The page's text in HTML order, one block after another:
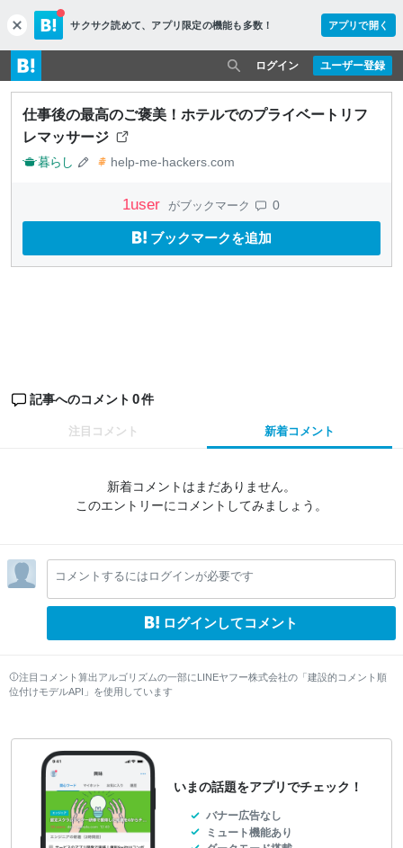
c
l
o
s
e
サクサク読めて、 アプリ限定の機能も多数！ アプリで開く
ユーザー登録
ログイン
仕事後の最高のご褒美！ホテルでのプライベートリフ
レマッサージ
暮らし help-me-hackers.com
1user がブックマーク 0
ブックマークを追加
記事へのコメント 0件
注目コメント 新着コメント
新着コメントはまだありません。
このエントリーにコメントしてみましょう。
コメントするにはログインが必要です
ログインしてコメント
注目コメント算出アルゴリズムの一部にLINEヤフー株式会社の「建設的コメント順
位付けモデルAPI」を使用しています
いまの話題をアプリでチェック！
バナー広告なし
ミュート機能あり